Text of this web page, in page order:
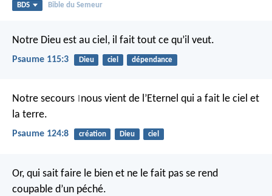
BDS Bible du Semeur
Notre Dieu est au ciel, il fait tout ce qu’il veut.
Psaume 115:3 Dieu ciel dépendance
Notre secours nous vient de l’Eternel qui a fait le ciel et
la terre.
Psaume 124:8 création Dieu ciel
Or, qui sait faire le bien et ne le fait pas se rend
coupable d’un péché.